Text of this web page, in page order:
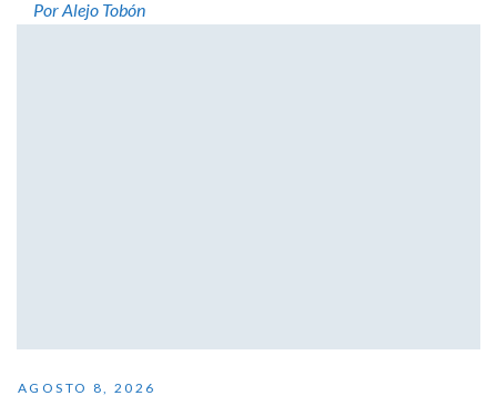
Por Alejo Tobón
AGOSTO 8, 2026